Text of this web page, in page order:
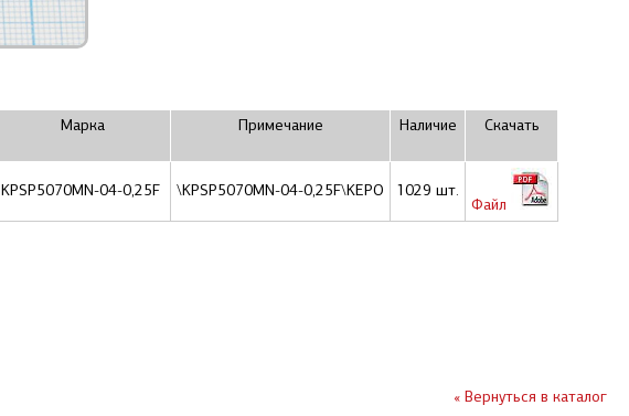
Марка Примечание Наличие Скачать
KPSP5070MN-04-0,25F \KPSP5070MN-04-0,25F\KEPO 1029 шт.
Файл
« Вернуться в каталог